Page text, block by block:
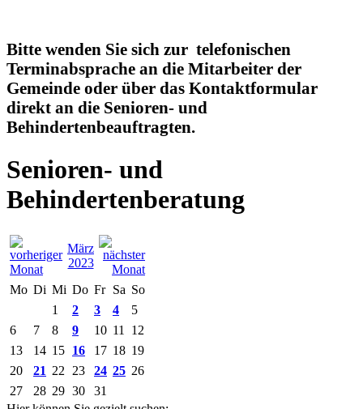
Bitte wenden Sie sich zur telefonischen
Terminabsprache an die Mitarbeiter der
Gemeinde oder über das Kontaktformular
direkt an die Senioren- und
Behindertenbeauftragten.
Senioren- und
Behindertenberatung
März
2023
Mo Di Mi Do Fr Sa So
1
2 3 4
5
6
7 8 9 10 11
12
13
14 15 16 17 18 19
20
21 22 23 24 25 26
27
28 29 30
31